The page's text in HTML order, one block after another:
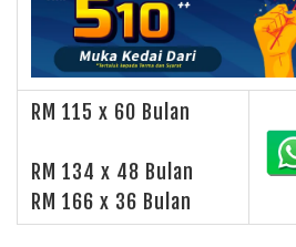
RM 115 x 60 Bulan
RM 134 x 48 Bulan
RM 166 x 36 Bulan